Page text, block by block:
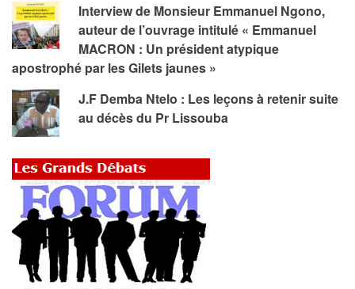
Interview de Monsieur Emmanuel Ngono,
auteur de l’ouvrage intitulé « Emmanuel
MACRON : Un président atypique
apostrophé par les Gilets jaunes »
J.F Demba Ntelo : Les leçons à retenir suite
au décès du Pr Lissouba